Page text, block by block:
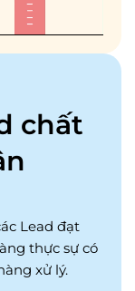
chất
Lead đạt
thực sự có
xử lý.